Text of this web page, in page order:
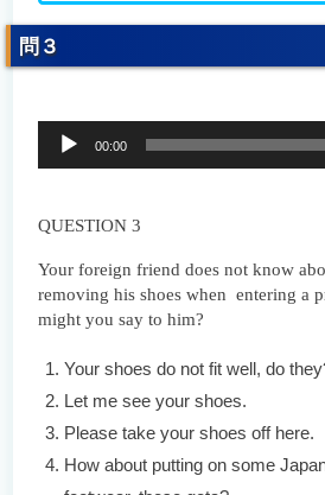
問３
ー
ー
00:00
QUESTION 3
Your foreign friend does not know
removing his shoes when entering a
might you say to him?
Your shoes do not fit well, do
Let me see your shoes.
Please take your shoes off here.
How about putting on some